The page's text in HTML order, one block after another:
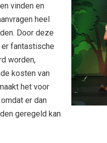
vinden en
heel
Door deze
er fantastische
worden,
kosten van
het voor
er dan
geregeld kan